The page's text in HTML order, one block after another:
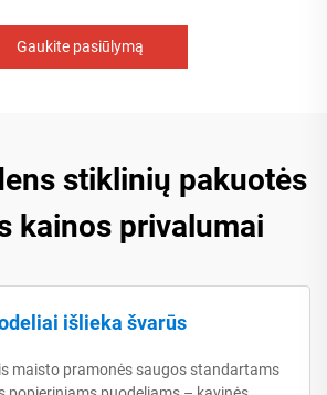
Gaukite pasiūlymą
stiklinių pakuotės
kainos privalumai
išlieka švarūs
maisto pramonės saugos standartams